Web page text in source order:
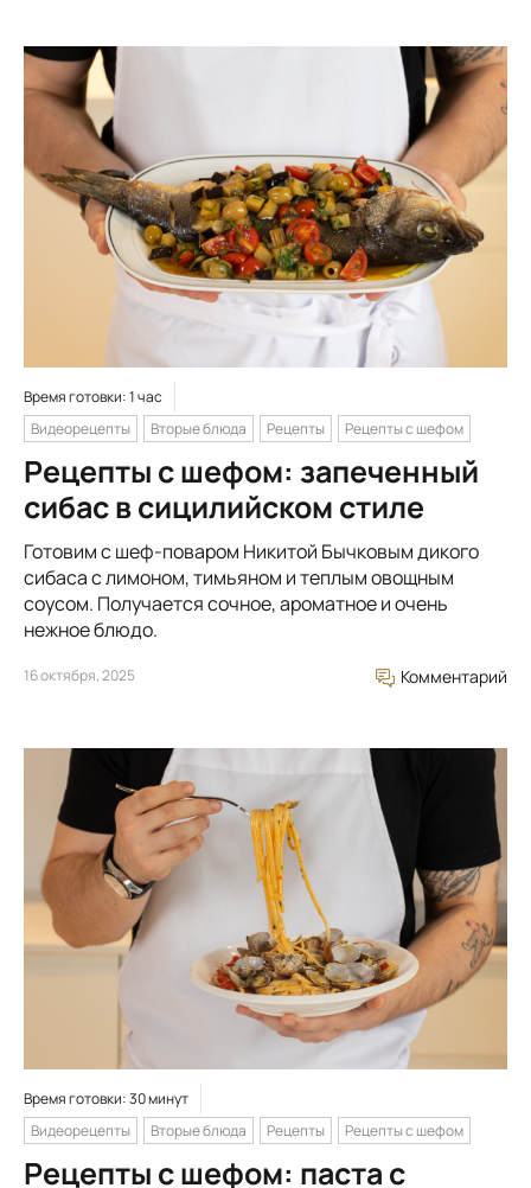
Время готовки: 1 час
Видеорецепты
Вторые блюда Рецепты Рецепты с шефом
Рецепты с шефом: запеченный
сибас в сицилийском стиле
Готовим c шеф-поваром Никитой Бычковым дикого
сибаса с лимоном, тимьяном и теплым овощным
соусом. Получается сочное, ароматное и очень
нежное блюдо.
16 октября, 2025 Комментарий
Время готовки: 30 минут
Видеорецепты
Вторые блюда Рецепты Рецепты с шефом
Рецепты с шефом: паста с